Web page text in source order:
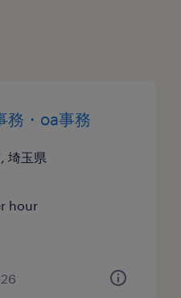
務・oa事務
埼玉県
hour